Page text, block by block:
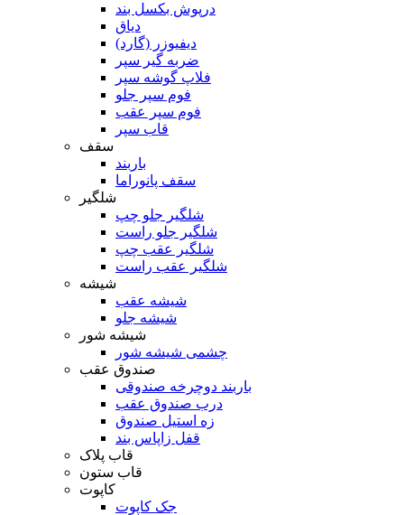
درپوش بکسل بند
دیاق
دیفیوزر (گارد)
ضربه گیر سپر
فلاپ گوشه سپر
فوم سپر جلو
فوم سپر عقب
قاب سپر
سقف
باربند
سقف پانوراما
شلگیر
شلگیر جلو چپ
شلگیر جلو راست
شلگیر عقب چپ
شلگیر عقب راست
شیشه
شیشه عقب
شیشه جلو
شیشه شور
چشمی شیشه شور
صندوق عقب
باربند دوچرخه صندوقی
درب صندوق عقب
زه استیل صندوق
قفل زاپاس بند
قاب پلاک
قاب ستون
کاپوت
جک کاپوت